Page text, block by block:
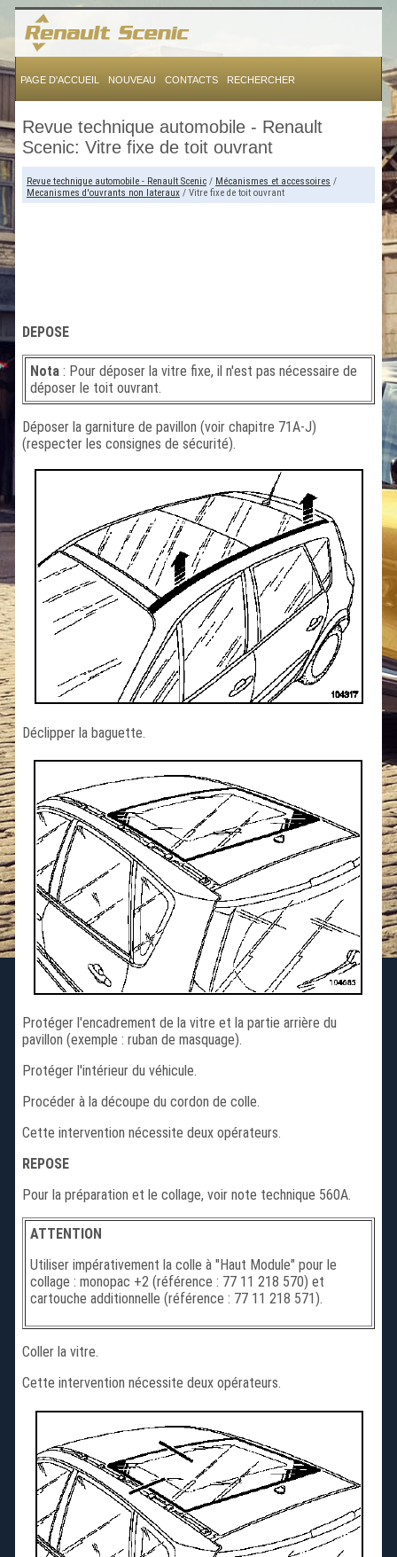
PAGE D'ACCUEIL NOUVEAU CONTACTS RECHERCHER
Revue technique automobile - Renault
Scenic: Vitre fixe de toit ouvrant
Revue technique automobile - Renault Scenic/ Mécanismes et accessoires /
Mecanismes d'ouvrants non lateraux/ Vitre fixe de toit ouvrant
DEPOSE
Nota: Pour déposer la vitre fixe, il n'est pas nécessaire de
déposer le toit ouvrant.
Déposer la garniture de pavillon (voir chapitre 71A-J)
(respecter les consignes de sécurité).
Déclipper la baguette.
Protéger l'encadrement de la vitre et la partie arrière du
pavillon (exemple : ruban de masquage).
Protéger l'intérieur du véhicule.
Procéder à la découpe du cordon de colle.
Cette intervention nécessite deux opérateurs.
REPOSE
Pour la préparation et le collage, voir note technique 560A.
ATTENTION
Utiliser impérativement la colle à "Haut Module" pour le
collage : monopac +2 (référence : 77 11 218 570) et
cartouche additionnelle (référence : 77 11 218 571).
Coller la vitre.
Cette intervention nécessite deux opérateurs.